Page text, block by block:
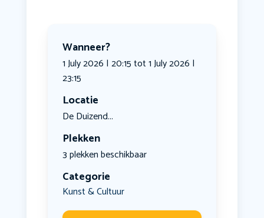
Wanneer?
1 July 2026 | 20:15 tot 1 July 2026 |
23:15
Locatie
De Duizend...
Plekken
3 plekken beschikbaar
Categorie
Kunst & Cultuur